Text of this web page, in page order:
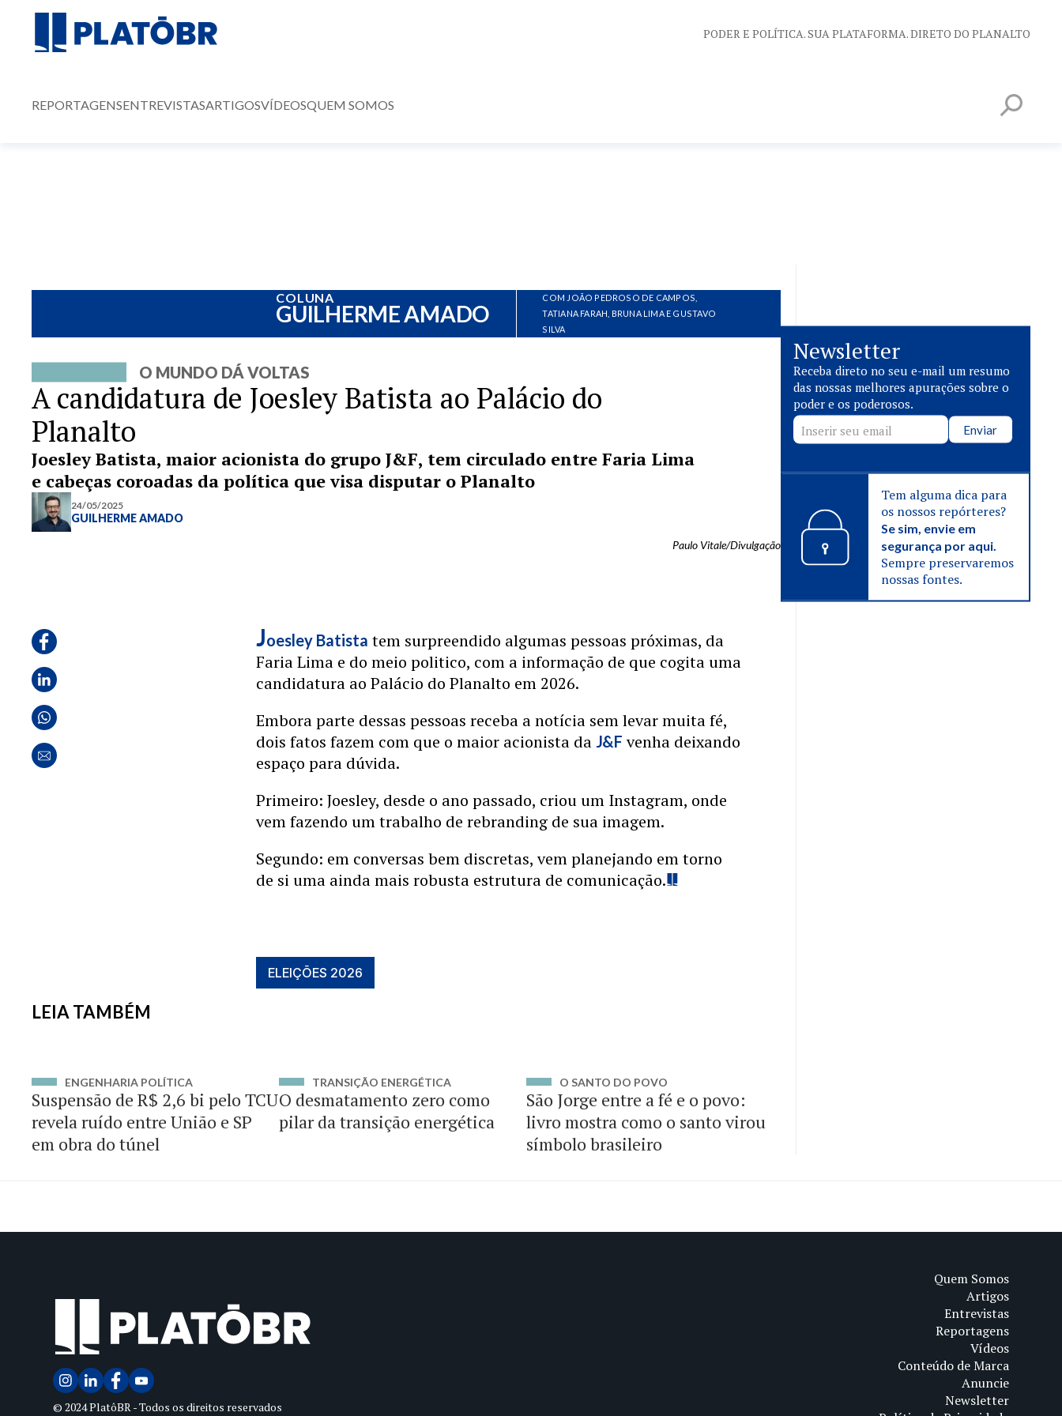
PODER E POLÍTICA. SUA PLATAFORMA. DIRETO DO PLANALTO
REPORTAGENSENTREVISTASARTIGOSVÍDEOSQUEM SOMOS
COLUNA
GUILHERME AMADO
COM JOÃO PEDROSO DE CAMPOS,
TATIANA FARAH, BRUNA LIMA E GUSTAVO
SILVA
O MUNDO DÁ VOLTAS
A candidatura de Joesley Batista ao Palácio do
Planalto
Joesley Batista, maior acionista do grupo J&F, tem circulado entre Faria Lima
e cabeças coroadas da política que visa disputar o Planalto
24/05/2025
GUILHERME AMADO
Paulo Vitale/Divulgação
Joesley Batista tem surpreendido algumas pessoas próximas, da
Faria Lima e do meio politico, com a informação de que cogita uma
candidatura ao Palácio do Planalto em 2026.
Embora parte dessas pessoas receba a notícia sem levar muita fé,
dois fatos fazem com que o maior acionista daJ&F venha deixando
espaço para dúvida.
Primeiro: Joesley, desde o ano passado, criou um Instagram, onde
vem fazendo um trabalho de rebranding de sua imagem.
Segundo: em conversas bem discretas, vem planejando em torno
de si uma ainda mais robusta estrutura de comunicação.
ELEIÇÕES 2026
LEIA TAMBÉM
ENGENHARIA POLÍTICA
Suspensão de R$ 2,6 bi pelo TCU
revela ruído entre União e SP
em obra do túnel
TRANSIÇÃO ENERGÉTICA
O desmatamento zero como
pilar da transição energética
O SANTO DO POVO
São Jorge entre a fé e o povo:
livro mostra como o santo virou
símbolo brasileiro
Newsletter
Receba direto no seu e-mail um resumo
das nossas melhores apurações sobre o
poder e os poderosos.
Enviar
Tem alguma dica para
os nossos repórteres?
Se sim, envie em
segurança por aqui.
Sempre preservaremos
nossas fontes.
© 2024 PlatôBR - Todos os direitos reservados
Quem Somos
Artigos
Entrevistas
Reportagens
Vídeos
Conteúdo de Marca
Anuncie
Newsletter